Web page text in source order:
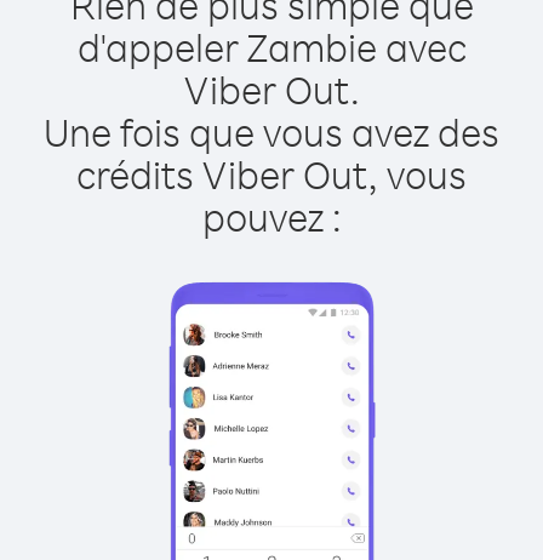
d'appeler Zambie avec
Viber Out.
Une fois que vous avez des
crédits Viber Out, vous
pouvez :